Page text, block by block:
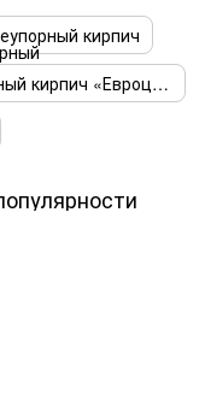
кирпич
Облицовочный гиперпрессованный кирпич «Евроцегла»